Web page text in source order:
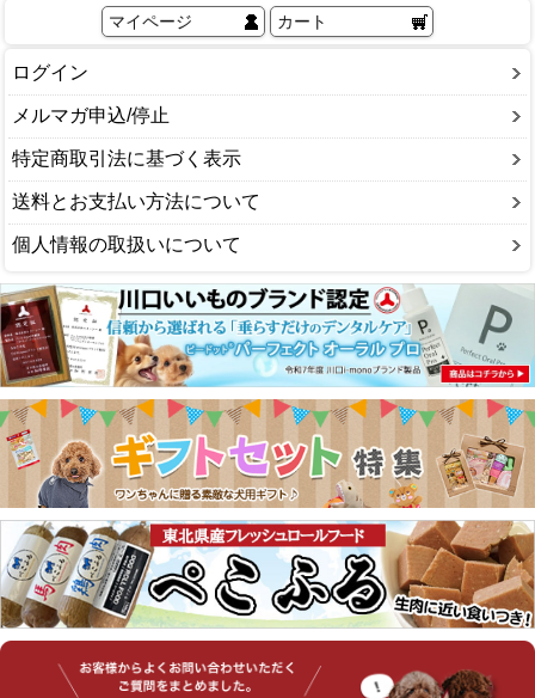
マイページ カート
ログイン
メルマガ申込/停止
特定商取引法に基づく表示
送料とお支払い方法について
個人情報の取扱いについて